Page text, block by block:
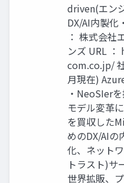
driven(エン
DX/AI内製
： 株式会社
ンズ URL
com.co.jp/
月現在)
・NeoSIer
モデル変革
を買収した
めのDX/AIの
化、ネット
トラスト)サ
世界拡販、